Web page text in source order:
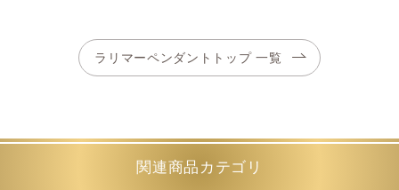
ラリマーペンダントトップ 一覧
関連商品カテゴリ